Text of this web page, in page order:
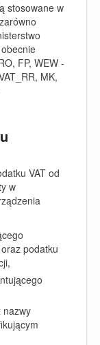
stosowane w
FP, WEW -
MK,
VAT od
w
podatku
nazwy